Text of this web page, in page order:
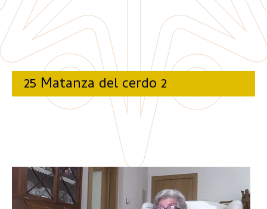
25 Matanza del cerdo 2